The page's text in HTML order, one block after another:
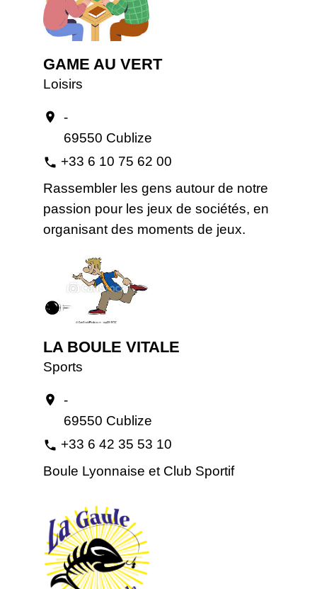
GAME AU VERT
Loisirs
location_on
-
69550 Cublize
phone +33 6 10 75 62 00
Rassembler les gens autour de notre
passion pour les jeux de sociétés, en
organisant des moments de jeux.
LA BOULE VITALE
Sports
location_on
-
69550 Cublize
phone +33 6 42 35 53 10
Boule Lyonnaise et Club Sportif